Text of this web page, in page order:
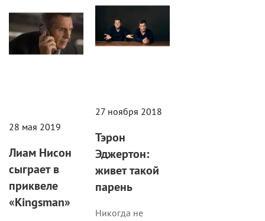
28 мая 2019
Лиам Нисон
сыграет в
приквеле
«Kingsman»
27 ноября 2018
Тэрон
Эджертон:
живет такой
парень
Никогда не